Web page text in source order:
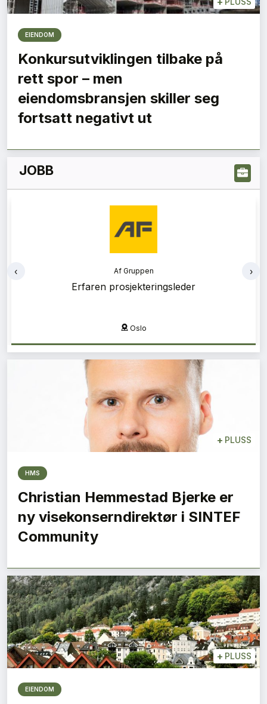
EIENDOM
Konkursutviklingen tilbake på
rett spor – men
eiendomsbransjen skiller seg
fortsatt negativt ut
JOBB
Af Gruppen
Erfaren prosjekteringsleder
Oslo
Af Gruppen
Bærekraftsrådgiver
Oslo
‹ ›
+ PLUSS
HMS
Christian Hemmestad Bjerke er
ny visekonserndirektør i SINTEF
Community
+ PLUSS
EIENDOM